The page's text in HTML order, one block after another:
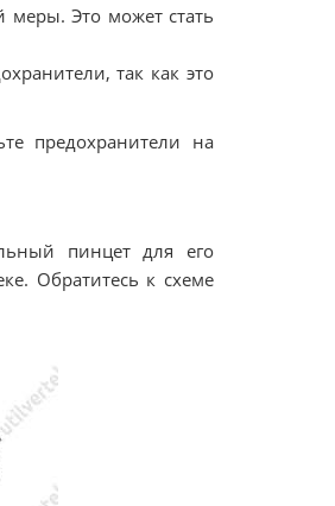
меры. Это может стать
так как это
предохранители на
пинцет для его
Обратитесь к схеме